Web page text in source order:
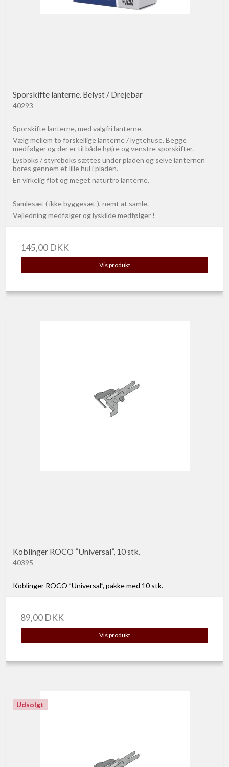
Sporskifte lanterne. Belyst / Drejebar
40293
Sporskifte lanterne, med valgfri lanterne.
Vælg mellem to forskellige lanterne / lygtehuse. Begge
medfølger og der er til både højre og venstre sporskifter.
Lysboks / styreboks sættes under pladen og selve lanternen
bores gennem et lille hul i pladen.
En virkelig flot og meget naturtro lanterne.
Samlesæt ( ikke byggesæt ), nemt at samle.
Vejledning medfølger og lyskilde medfølger !
145,00 DKK
Vis produkt
Koblinger ROCO ”Universal”, 10 stk.
40395
Koblinger ROCO ”Universal”, pakke med 10 stk.
89,00 DKK
Vis produkt
Udsolgt